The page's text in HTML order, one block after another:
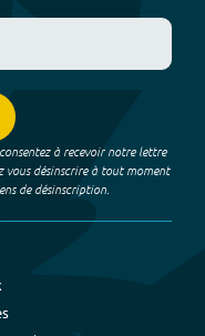
à recevoir notre lettre
vous désinscrire à tout moment
de désinscription.